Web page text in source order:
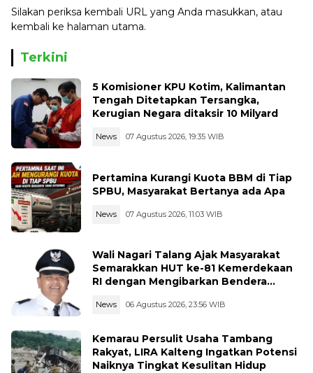
Silakan periksa kembali URL yang Anda masukkan, atau
kembali ke halaman utama.
Terkini
5 Komisioner KPU Kotim, Kalimantan
Tengah Ditetapkan Tersangka,
Kerugian Negara ditaksir 10 Milyard
News 07 Agustus 2026, 19:35 WIB
Pertamina Kurangi Kuota BBM di Tiap
SPBU, Masyarakat Bertanya ada Apa
News 07 Agustus 2026, 11:03 WIB
Wali Nagari Talang Ajak Masyarakat
Semarakkan HUT ke-81 Kemerdekaan
RI dengan Mengibarkan Bendera
News 06 Agustus 2026, 23:56 WIB
Kemarau Persulit Usaha Tambang
Rakyat, LIRA Kalteng Ingatkan Potensi
Naiknya Tingkat Kesulitan Hidup